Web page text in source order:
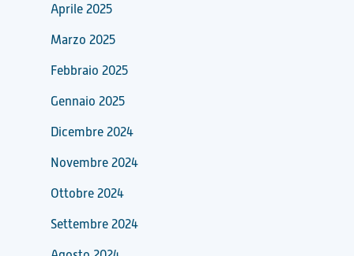
Aprile 2025
Marzo 2025
Febbraio 2025
Gennaio 2025
Dicembre 2024
Novembre 2024
Ottobre 2024
Settembre 2024